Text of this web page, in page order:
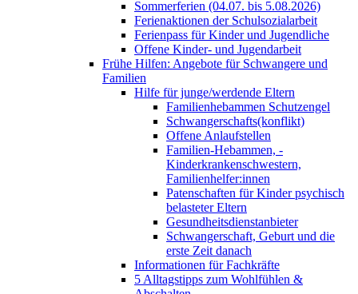
Sommerferien (04.07. bis 5.08.2026)
Ferienaktionen der Schulsozialarbeit
Ferienpass für Kinder und Jugendliche
Offene Kinder- und Jugendarbeit
Frühe Hilfen: Angebote für Schwangere und
Familien
Hilfe für junge/werdende Eltern
Familienhebammen Schutzengel
Schwangerschafts(konflikt)
Offene Anlaufstellen
Familien-Hebammen, -
Kinderkrankenschwestern,
Familienhelfer:innen
Patenschaften für Kinder psychisch
belasteter Eltern
Gesundheitsdienstanbieter
Schwangerschaft, Geburt und die
erste Zeit danach
Informationen für Fachkräfte
5 Alltagstipps zum Wohlfühlen &